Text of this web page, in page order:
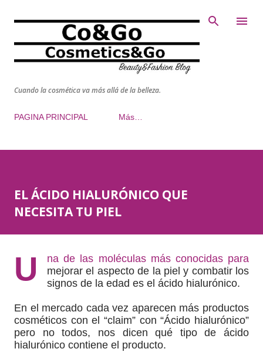
Cuando la cosmética va más allá de la belleza.
PAGINA PRINCIPAL Más…
EL ÁCIDO HIALURÓNICO QUE
NECESITA TU PIEL
U
na de las moléculas más conocidas para
mejorar el aspecto de la piel y combatir los
signos de la edad es el ácido hialurónico.
En el mercado cada vez aparecen más productos
cosméticos con el “claim” con “Ácido hialurónico”
pero no todos, nos dicen qué tipo de ácido
hialurónico contiene el producto.